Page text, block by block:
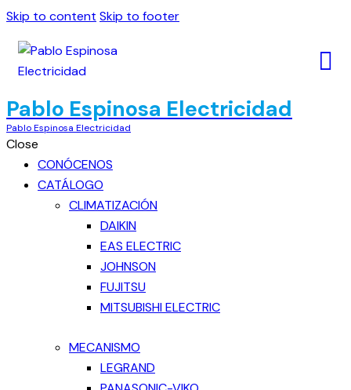
Skip to content Skip to footer
Pablo Espinosa Electricidad
Pablo Espinosa Electricidad
Close
CONÓCENOS
CATÁLOGO
CLIMATIZACIÓN
DAIKIN
EAS ELECTRIC
JOHNSON
FUJITSU
MITSUBISHI ELECTRIC
MECANISMO
LEGRAND